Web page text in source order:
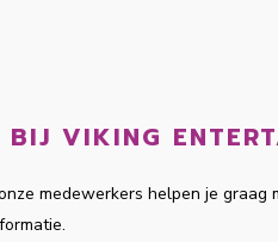
VIKING
medewerkers helpen je graag